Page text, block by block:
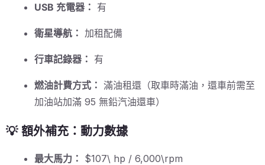
USB 充電器： 有
衛星導航： 加租配備
行車記錄器： 有
燃油計費方式： 滿油租還（取車時滿油，還車前需至
加油站加滿 95 無鉛汽油還車）
💡 額外補充：動力數據
最大馬力： $107\ hp / 6,000\rpm